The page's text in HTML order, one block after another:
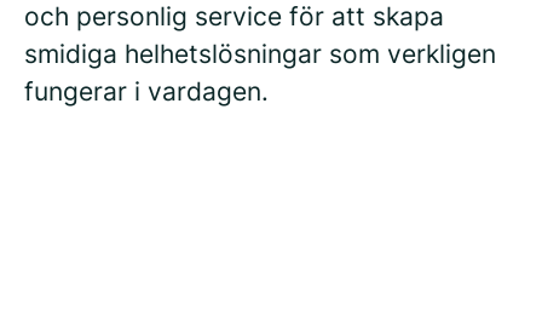
och personlig service för att skapa
smidiga helhetslösningar som verkligen
fungerar i vardagen.